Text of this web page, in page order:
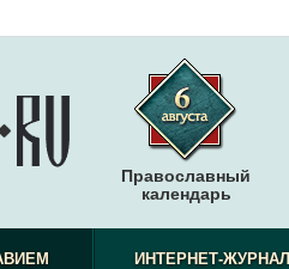
Православный
календарь
ИНТЕРНЕТ-ЖУРНАЛ